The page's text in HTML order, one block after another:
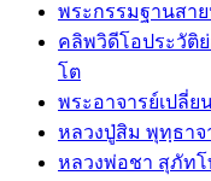
พระกรรมฐานสา
คลิพวิดีโอประวัติ
โต
พระอาจารย์เปลี่
หลวงปู่สิม พุทฺธาจ
หลวงพ่อชา สุภัทโ